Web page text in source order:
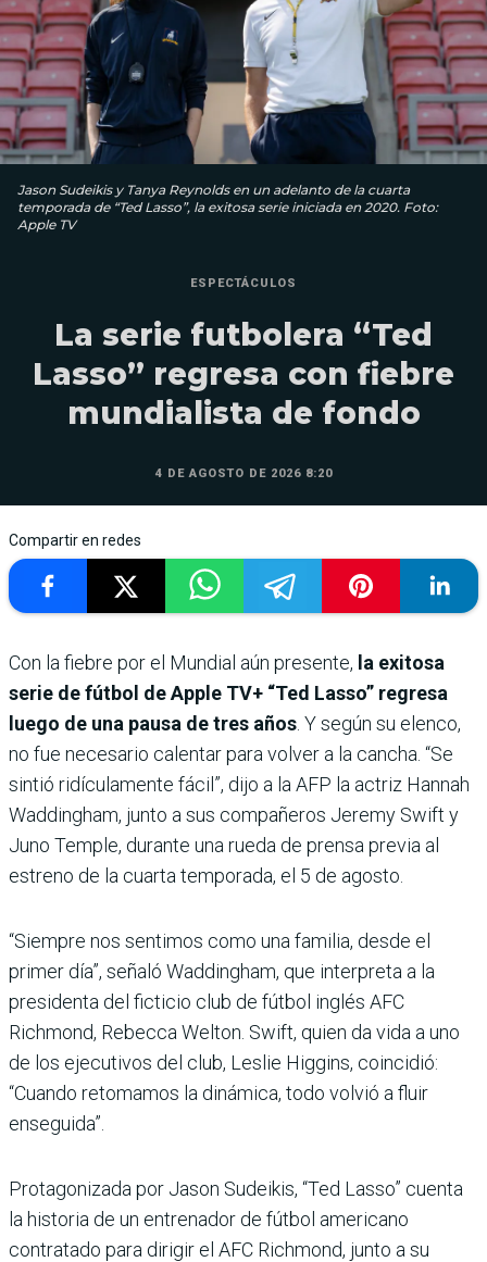
Jason Sudeikis y Tanya Reynolds en un adelanto de la cuarta
temporada de “Ted Lasso”, la exitosa serie iniciada en 2020. Foto:
Apple TV
ESPECTÁCULOS
La serie futbolera “Ted
Lasso” regresa con fiebre
mundialista de fondo
4 DE AGOSTO DE 2026 8:20
Compartir en redes
Con la fiebre por el Mundial aún presente, la exitosa
serie de fútbol de Apple TV+ “Ted Lasso” regresa
luego de una pausa de tres años . Y según su elenco,
no fue necesario calentar para volver a la cancha. “Se
sintió ridículamente fácil”, dijo a la AFP la actriz Hannah
Waddingham, junto a sus compañeros Jeremy Swift y
Juno Temple, durante una rueda de prensa previa al
estreno de la cuarta temporada, el 5 de agosto.
“Siempre nos sentimos como una familia, desde el
primer día”, señaló Waddingham, que interpreta a la
presidenta del ficticio club de fútbol inglés AFC
Richmond, Rebecca Welton. Swift, quien da vida a uno
de los ejecutivos del club, Leslie Higgins, coincidió:
“Cuando retomamos la dinámica, todo volvió a fluir
enseguida”.
Protagonizada por Jason Sudeikis, “Ted Lasso” cuenta
la historia de un entrenador de fútbol americano
contratado para dirigir el AFC Richmond, junto a su